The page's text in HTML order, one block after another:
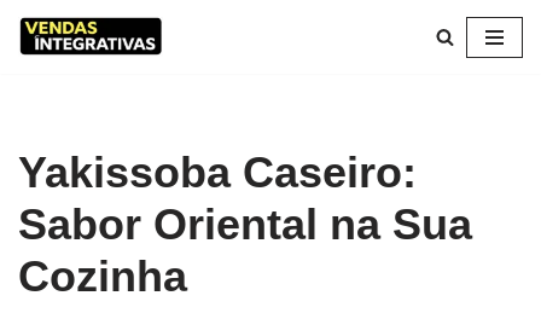
conteúdo
Yakissoba Caseiro:
Sabor Oriental na Sua
Cozinha